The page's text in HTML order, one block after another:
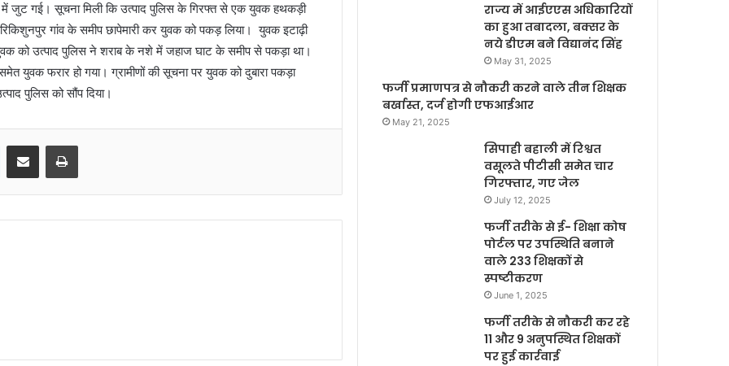
जुट गई। सूचना मिली कि उत्पाद पुलिस के गिरफ्त से एक युवक हथकड़ी
गांव के समीप छापेमारी कर युवक को पकड़ लिया। युवक इटाढ़ी
को उत्पाद पुलिस ने शराब के नशे में जहाज घाट के समीप से पकड़ा था।
फरार हो गया। ग्रामीणों की सूचना पर युवक को दुबारा पकड़ा
पुलिस को सौंप दिया।
राज्य में आईएएस अधिकारियों
का हुआ तबादला, बक्सर के
नये डीएम बने विद्यानंद सिंह
May 31, 2025
फर्जी प्रमाणपत्र से नौकरी करने वाले तीन शिक्षक
बर्खास्त, दर्ज होगी एफआईआर
May 21, 2025
सिपाही बहाली में रिश्वत
वसूलते पीटीसी समेत चार
गिरफ्तार, गए जेल
July 12, 2025
फर्जी तरीके से ई- शिक्षा कोष
पोर्टल पर उपस्थिति बनाने
वाले 233 शिक्षकों से
स्पष्टीकरण
June 1, 2025
फर्जी तरीके से नौकरी कर रहे
11 और 9 अनुपस्थित शिक्षकों
पर हुई कार्रवाई